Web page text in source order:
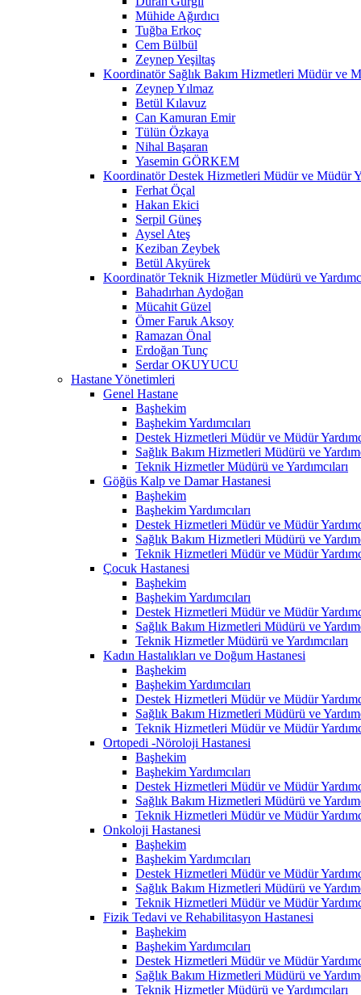
Mühide Ağırdıcı
Tuğba Erkoç
Cem Bülbül
Zeynep Yeşiltaş
Koordinatör Sağlık Bakım Hizmetleri Müdür ve
Zeynep Yılmaz
Betül Kılavuz
Can Kamuran Emir
Tülün Özkaya
Nihal Başaran
Yasemin GÖRKEM
Koordinatör Destek Hizmetleri Müdür ve Müdür
Ferhat Öçal
Hakan Ekici
Serpil Güneş
Aysel Ateş
Keziban Zeybek
Betül Akyürek
Koordinatör Teknik Hizmetler Müdürü ve
Bahadırhan Aydoğan
Mücahit Güzel
Ömer Faruk Aksoy
Ramazan Önal
Erdoğan Tunç
Serdar OKUYUCU
Hastane Yönetimleri
Genel Hastane
Başhekim
Başhekim Yardımcıları
Destek Hizmetleri Müdür ve Müdür
Sağlık Bakım Hizmetleri Müdürü ve
Teknik Hizmetler Müdürü ve Yardımcıları
Göğüs Kalp ve Damar Hastanesi
Başhekim
Başhekim Yardımcıları
Destek Hizmetleri Müdür ve Müdür
Sağlık Bakım Hizmetleri Müdürü ve
Teknik Hizmetleri Müdür ve Müdür
Çocuk Hastanesi
Başhekim
Başhekim Yardımcıları
Destek Hizmetleri Müdür ve Müdür
Sağlık Bakım Hizmetleri Müdürü ve
Teknik Hizmetler Müdürü ve Yardımcıları
Kadın Hastalıkları ve Doğum Hastanesi
Başhekim
Başhekim Yardımcıları
Destek Hizmetleri Müdür ve Müdür
Sağlık Bakım Hizmetleri Müdürü ve
Teknik Hizmetleri Müdür ve Müdür
Ortopedi -Nöroloji Hastanesi
Başhekim
Başhekim Yardımcıları
Destek Hizmetleri Müdür ve Müdür
Sağlık Bakım Hizmetleri Müdürü ve
Teknik Hizmetleri Müdür ve Müdür
Onkoloji Hastanesi
Başhekim
Başhekim Yardımcıları
Destek Hizmetleri Müdür ve Müdür
Sağlık Bakım Hizmetleri Müdürü ve
Teknik Hizmetleri Müdür ve Müdür
Fizik Tedavi ve Rehabilitasyon Hastanesi
Başhekim
Başhekim Yardımcıları
Destek Hizmetleri Müdür ve Müdür
Sağlık Bakım Hizmetleri Müdürü ve
Teknik Hizmetler Müdürü ve Yardımcıları